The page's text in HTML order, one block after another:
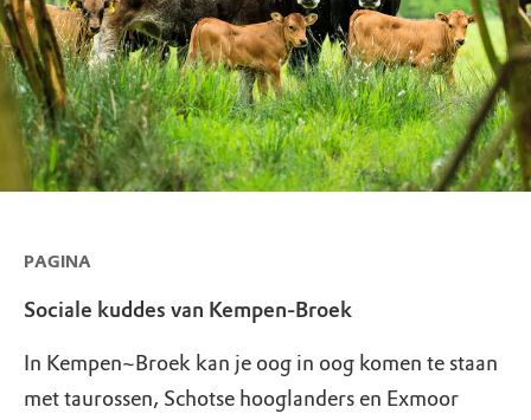
PAGINA
Sociale kuddes van Kempen-Broek
In Kempen~Broek kan je oog in oog komen te staan
met taurossen, Schotse hooglanders en Exmoor